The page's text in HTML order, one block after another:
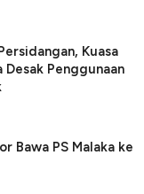
Kuasa
Penggunaan
Bawa PS Malaka ke